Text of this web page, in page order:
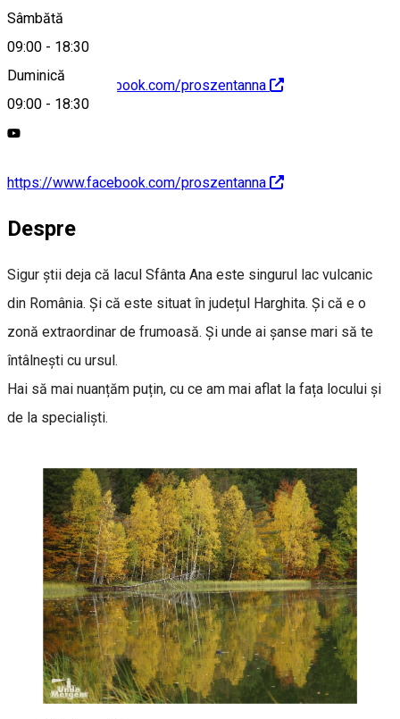
Sâmbătă
09:00 - 18:30
Duminică
09:00 - 18:30
https://www.facebook.com/proszentanna
https://www.facebook.com/proszentanna
Despre
Sigur știi deja că lacul Sfânta Ana este singurul lac vulcanic
din România. Și că este situat în județul Harghita. Și că e o
zonă extraordinar de frumoasă. Și unde ai șanse mari să te
întâlnești cu ursul.
Hai să mai nuanțăm puțin, cu ce am mai aflat la fața locului și
de la specialiști.